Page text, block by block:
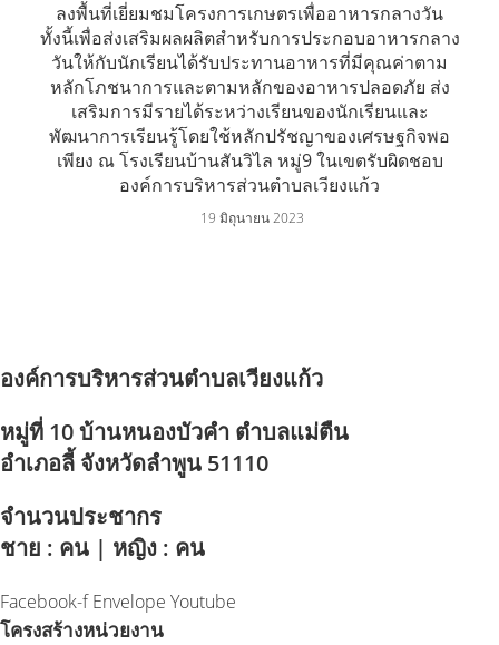
ลงพื้นที่เยี่ยมชมโครงการเกษตรเพื่ออาหารกลางวัน
ทั้งนี้เพื่อส่งเสริมผลผลิตสำหรับการประกอบอาหารกลาง
วันให้กับนักเรียนได้รับประทานอาหารที่มีคุณค่าตาม
หลักโภชนาการและตามหลักของอาหารปลอดภัย ส่ง
เสริมการมีรายได้ระหว่างเรียนของนักเรียนและ
พัฒนาการเรียนรู้โดยใช้หลักปรัชญาของเศรษฐกิจพอ
เพียง ณ โรงเรียนบ้านสันวิไล หมู่9 ในเขตรับผิดชอบ
องค์การบริหารส่วนตำบลเวียงแก้ว
19 มิถุนายน 2023
องค์การบริหารส่วนตำบลเวียงแก้ว
หมู่ที่ 10 บ้านหนองบัวคำ ตำบลแม่ตืน
อำเภอลี้ จังหวัดลำพูน 51110
จำนวนประชากร
ชาย : คน | หญิง : คน
Facebook-f Envelope Youtube
โครงสร้างหน่วยงาน